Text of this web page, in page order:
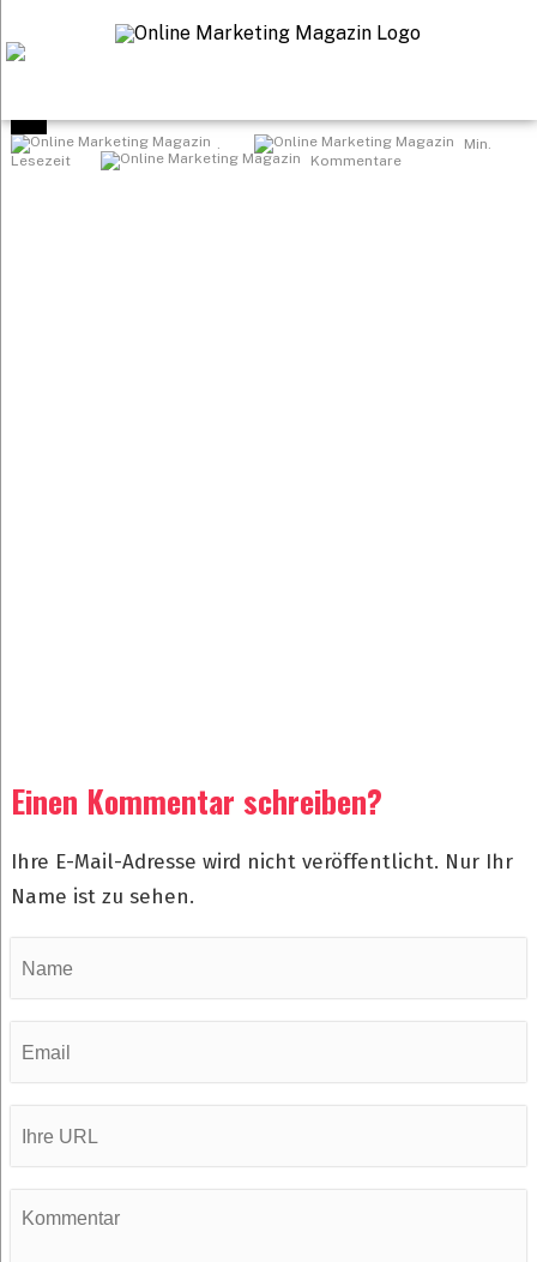
Startseite
.
Min.
Lesezeit
Kommentare
Einen Kommentar schreiben?
Ihre E-Mail-Adresse wird nicht veröffentlicht. Nur Ihr
Name ist zu sehen.